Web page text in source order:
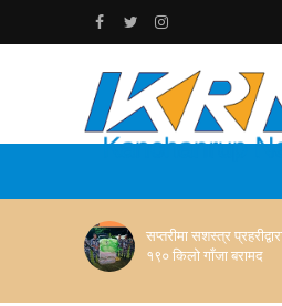
सप्तरीमा सशस्त्र
१९० किलो गाँजा बरामद